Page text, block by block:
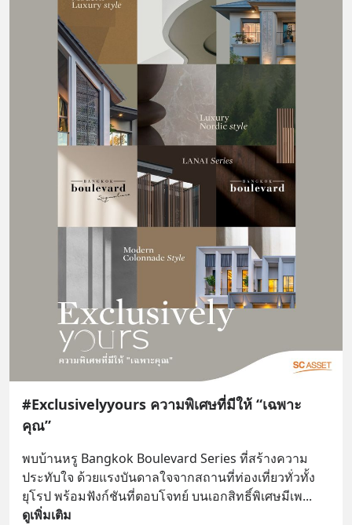
#Exclusivelyyours ความพิเศษที่มีให้ “เฉพาะ
คุณ”
พบบ้านหรู Bangkok Boulevard Series ที่สร้างความ
ประทับใจ ด้วยแรงบันดาลใจจากสถานที่ท่องเที่ยวทั่วทั้ง
ยุโรป พร้อมฟังก์ชันที่ตอบโจทย์ บนเอกสิทธิ์พิเศษมีเพ...
ดูเพิ่มเติม